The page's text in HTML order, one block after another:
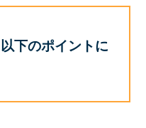
下のポイントに